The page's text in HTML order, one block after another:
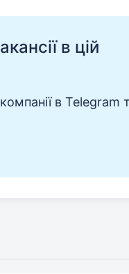
в цій
в Telegram